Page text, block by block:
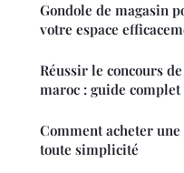
Gondole de magasin
votre espace
Réussir le concours
maroc : guide complet
Comment acheter
toute simplicité